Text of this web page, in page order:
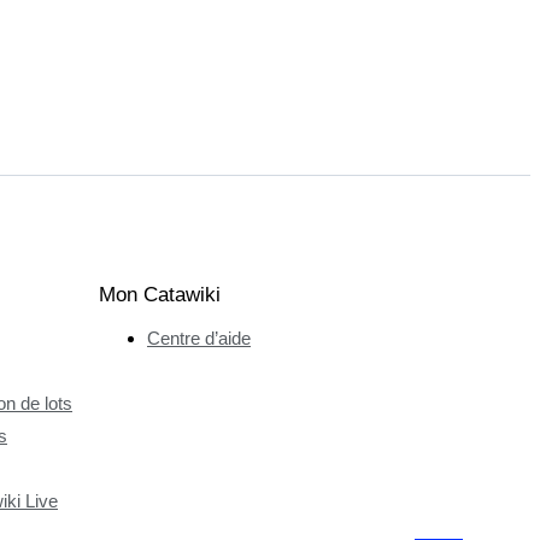
de lots
Live
Mon Catawiki
Centre d’aide